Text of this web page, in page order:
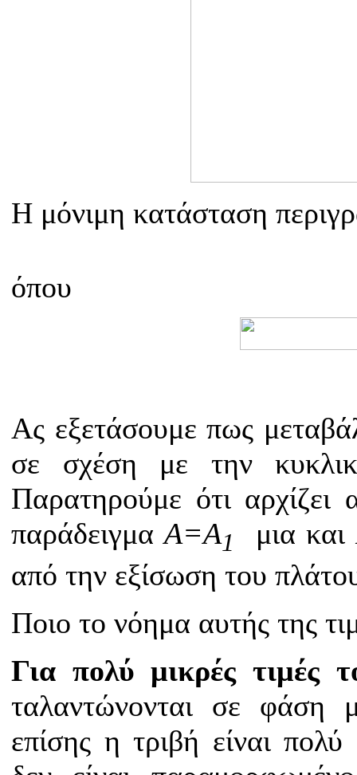
Η μόνιμη κατάσταση
όπου
Ας εξετάσουμε πως
σε σχέση με την
Παρατηρούμε ότι
παράδειγμαA=A1 μια και
από την εξίσωση του
Ποιο το νόημα αυτής της
Για πολύ μικρές τιμές
ταλαντώνονται σε φάση
επίσης η τριβή είναι